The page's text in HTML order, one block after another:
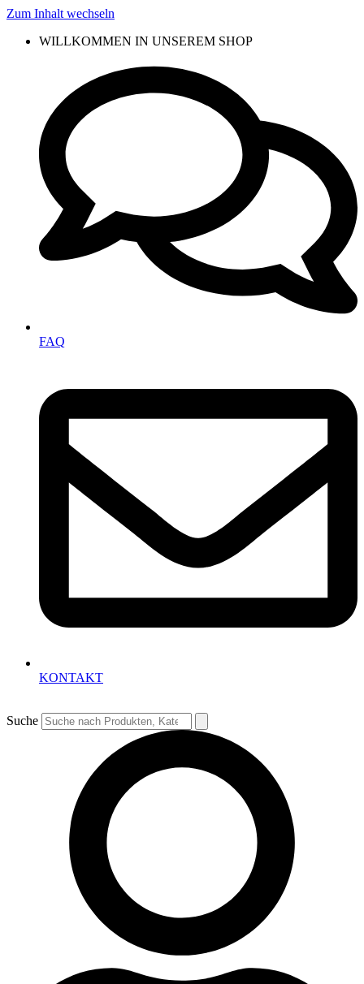
Zum Inhalt wechseln
WILLKOMMEN IN UNSEREM SHOP
FAQ
KONTAKT
Suche